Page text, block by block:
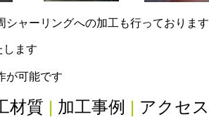
ャーリングへの加工も行っております
します
が可能です
材質 | 加工事例 | アクセス